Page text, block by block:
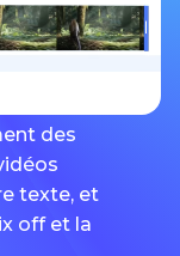
des
texte, et
off et la